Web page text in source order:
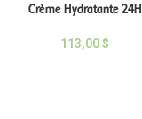
Crème Hydratante 24H
113,00$